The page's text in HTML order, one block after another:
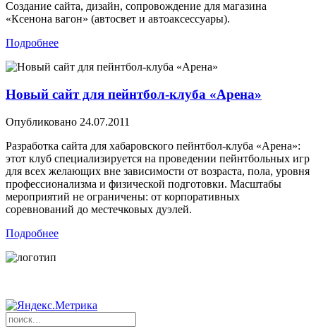
Создание сайта, дизайн, сопровождение для магазина
«Ксенона вагон» (автосвет и автоаксессуары).
Подробнее
Новый сайт для пейнтбол-клуба «Арена»
Опубликовано 24.07.2011
Разработка сайта для хабаровского пейнтбол-клуба «Арена»:
этот клуб специализируется на проведении пейнтбольных игр
для всех желающих вне зависимости от возраста, пола, уровня
профессионализма и физической подготовки. Масштабы
мероприятий не ограничены: от корпоративных
соревнований до местечковых дуэлей.
Подробнее